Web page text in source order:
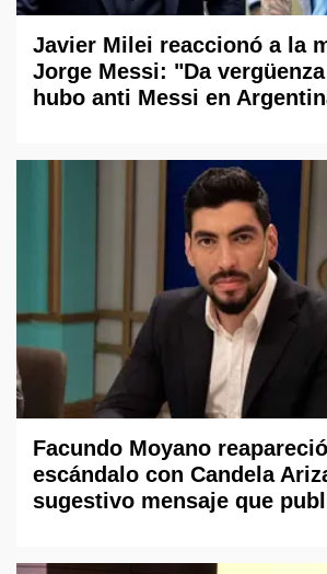
Javier Milei reaccionó a la
Jorge Messi: "Da
hubo anti Messi en
Facundo Moyano
escándalo con Candela
sugestivo mensaje que